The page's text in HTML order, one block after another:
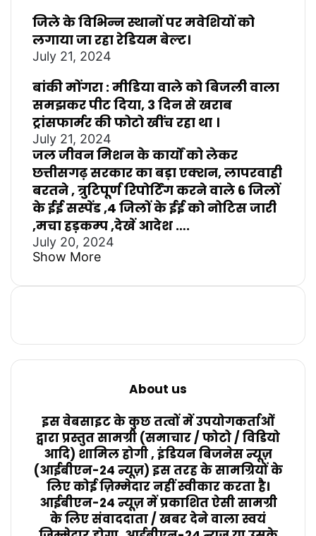
जिले के विभिन्न स्थानों पर मवेशियों को
लगाया जा रहा रेडियम बेल्ट।
July 21, 2024
बांकी मोंगरा : मीडिया वाले को बिजली वाला
समझकर पीट दिया, 3 दिन से खराब
ट्रांसफार्मर की फोटो खींच रहा था ।
July 21, 2024
जल जीवन मिशन के कार्यों को लेकर
छत्तीसगढ़ सरकार का बड़ा एक्शन, लापरवाही
बरतने , त्रुटिपूर्ण रिपोर्टिंग करने वाले 6 जिलों
के ईई सस्पेंड ,4 जिलों के ईई को नोटिस जारी
,मचा हड़कम्प ,देखें आदेश ….
July 20, 2024
Show More
About us
इस वेबसाइट के कुछ तत्वों में उपयोगकर्ताओं
द्वारा प्रस्तुत सामग्री (समाचार / फोटो / विडियो
आदि) शामिल होगी , इंडियन बिजनेस न्यूज़
(आईबीएन-24 न्यूज़) इस तरह के सामग्रियों के
लिए कोई ज़िम्मेदार नहीं स्वीकार करता है।
आईबीएन-24 न्यूज़ में प्रकाशित ऐसी सामग्री
के लिए संवाददाता / खबर देने वाला स्वयं